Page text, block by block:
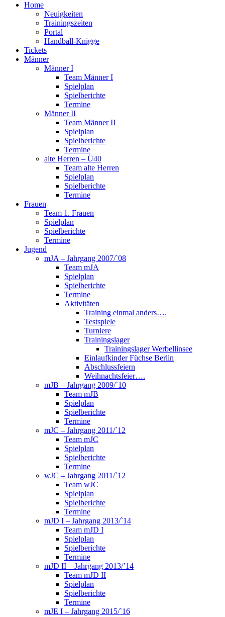
Home
Neuigkeiten
Trainingszeiten
Portal
Handball-Knigge
Tickets
Männer
Männer I
Team Männer I
Spielplan
Spielberichte
Termine
Männer II
Team Männer II
Spielplan
Spielberichte
Termine
alte Herren – Ü40
Team alte Herren
Spielplan
Spielberichte
Termine
Frauen
Team 1. Frauen
Spielplan
Spielberichte
Termine
Jugend
mJA – Jahrgang 2007/`08
Team mJA
Spielplan
Spielberichte
Termine
Aktivitäten
Training einmal anders….
Testspiele
Turniere
Trainingslager
Trainingslager Werbellinsee
Einlaufkinder Füchse Berlin
Abschlussfeiern
Weihnachtsfeier….
mJB – Jahrgang 2009/`10
Team mJB
Spielplan
Spielberichte
Termine
mJC – Jahrgang 2011/`12
Team mJC
Spielplan
Spielberichte
Termine
wJC – Jahrgang 2011/`12
Team wJC
Spielplan
Spielberichte
Termine
mJD I – Jahrgang 2013/`14
Team mJD I
Spielplan
Spielberichte
Termine
mJD II – Jahrgang 2013/’14
Team mJD II
Spielplan
Spielberichte
Termine
mJE I – Jahrgang 2015/`16